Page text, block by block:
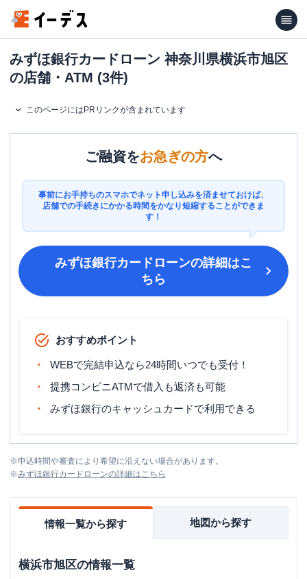
みずほ銀行カードローン 神奈川県横浜市旭区
の店舗・ATM (3件)
このページにはPRリンクが含まれています
ご融資をお急ぎの方へ
事前にお手持ちのスマホでネット申し込みを済ませておけば、
店舗での手続きにかかる時間をかなり短縮することができま
す！
みずほ銀行カードローンの詳細はこ
ちら
おすすめポイント
WEBで完結申込なら24時間いつでも受付！
提携コンビニATMで借入も返済も可能
みずほ銀行のキャッシュカードで利用できる
※申込時間や審査により希望に沿えない場合があります。
※みずほ銀行カードローンの詳細はこちら
情報一覧から探す 地図から探す
横浜市旭区の情報一覧